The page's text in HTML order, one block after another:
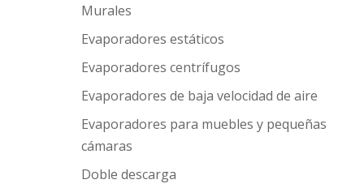
Murales
Evaporadores estáticos
Evaporadores centrífugos
Evaporadores de baja velocidad de aire
Evaporadores para muebles y pequeñas
cámaras
Doble descarga